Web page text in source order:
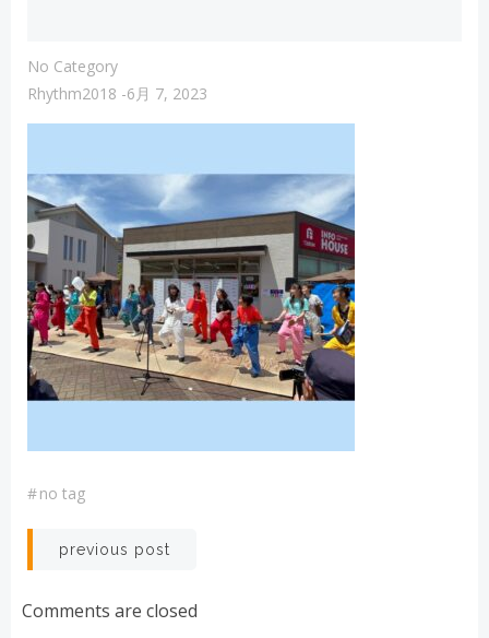
No Category
Rhythm2018 -6月 7, 2023
#no tag
投
稿
previous post
Comments are closed